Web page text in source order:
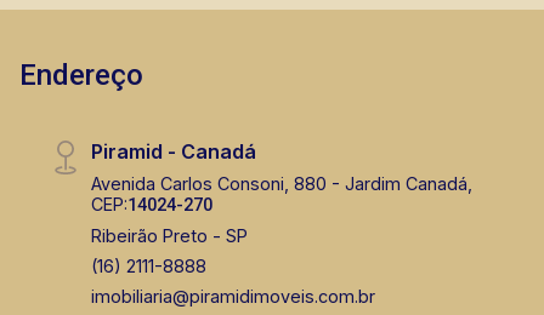
Endereço
Piramid - Canadá
Avenida Carlos Consoni, 880 - Jardim Canadá,
CEP:14024-270
Ribeirão Preto - SP
(16) 2111-8888
imobiliaria@piramidimoveis.com.br